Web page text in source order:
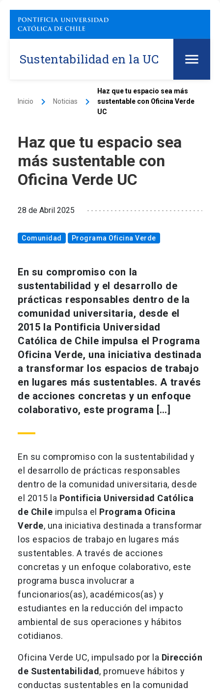
Sustentabilidad en la UC
Inicio keyboard_arrow_right Noticias keyboard_arrow_right
Haz que tu espacio sea más
sustentable con Oficina Verde
UC
Haz que tu espacio sea
más sustentable con
Oficina Verde UC
28 de Abril 2025
Comunidad Programa Oficina Verde
En su compromiso con la
sustentabilidad y el desarrollo de
prácticas responsables dentro de la
comunidad universitaria, desde el
2015 la Pontificia Universidad
Católica de Chile impulsa el Programa
Oficina Verde, una iniciativa destinada
a transformar los espacios de trabajo
en lugares más sustentables. A través
de acciones concretas y un enfoque
colaborativo, este programa […]
En su compromiso con la sustentabilidad y
el desarrollo de prácticas responsables
dentro de la comunidad universitaria, desde
el 2015 la Pontificia Universidad Católica
de Chile impulsa el Programa Oficina
Verde, una iniciativa destinada a transformar
los espacios de trabajo en lugares más
sustentables. A través de acciones
concretas y un enfoque colaborativo, este
programa busca involucrar a
funcionarios(as), académicos(as) y
estudiantes en la reducción del impacto
ambiental de sus operaciones y hábitos
cotidianos.
Oficina Verde UC, impulsado por la Dirección
de Sustentabilidad , promueve hábitos y
conductas sustentables en la comunidad